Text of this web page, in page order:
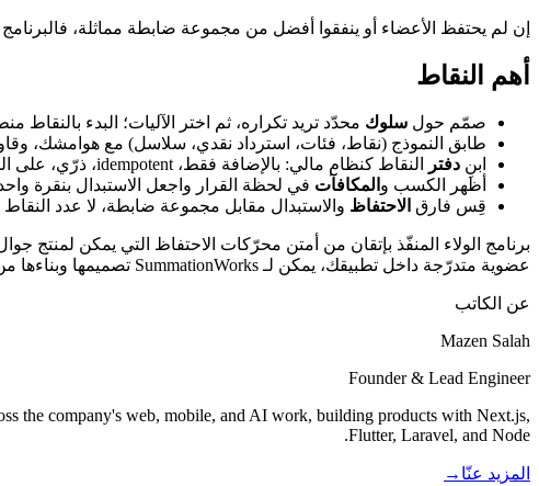
إن لم يحتفظ الأعضاء أو ينفقوا أفضل من مجموعة ضابطة مماثلة، فالبرنامج
أهم النقاط
صمّم حول سلوك محدّد تريد تكراره، ثم اختر الآليات؛ البدء
طابق النموذج (نقاط، فئات، استرداد نقدي، سلاسل) مع هوامشك،
ابنِ دفتر
النقاط كنظام مالي: بالإضافة فقط، idempotent، ذرّي، على الخادم، مع انتهاء صلاحية صريح.
أظهر الكسب و المكافآت في لحظة القرار واجعل الاستبدال بنقرة
قِس فارق الاحتفاظ والاستبدال مقابل مجموعة ضابطة، لا عدد النقاط
برنامج الولاء المنفّذ بإتقان من أمتن محرّكات الاحتفاظ التي يمكن
عضوية متدرّجة داخل تطبيقك، يمكن لـ SummationWorks تصميمها وبناءها من البداية إلى النهاية. استكشف
عن الكاتب
Mazen Salah
Founder & Lead Engineer
the company's web, mobile, and AI work, building products with Next.js,
Flutter, Laravel, and Node.
المزيد عنّا →